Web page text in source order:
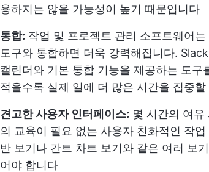
용하지는 않을 가능성이 높기 때문입니다
통합: 작업 및 프로젝트 관리 소프트웨어
도구와 통합하면 더욱 강력해집니다.
캘린더와 기본 통합 기능을 제공하는 도
적을수록 실제 일에 더 많은 시간을 집중
견고한 사용자 인터페이스: 몇 시간의 여
의 교육이 필요 없는 사용자 친화적인 작
반 보기나 간트 차트 보기와 같은 여러 보
어야 합니다